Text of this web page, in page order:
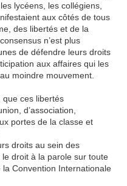
lycéens, les collégiens,
aux côtés de tous
des libertés et de la
n’est plus
de défendre leurs droits
aux affaires qui les
moindre mouvement.
que ces libertés
d’association,
portes de la classe et
droits au sein des
droit à la parole sur toute
Convention Internationale